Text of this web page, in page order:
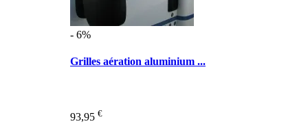
- 6%
Grilles aération aluminium ...
93,95 €